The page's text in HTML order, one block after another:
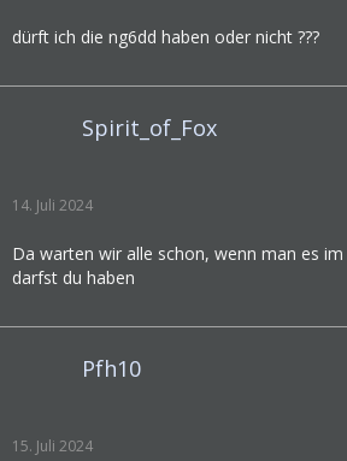
dürft ich die ng6dd haben oder nicht ???
Spirit_of_Fox
14. Juli 2024
Da warten wir alle schon, wenn man es im
darfst du haben
Pfh10
15. Juli 2024